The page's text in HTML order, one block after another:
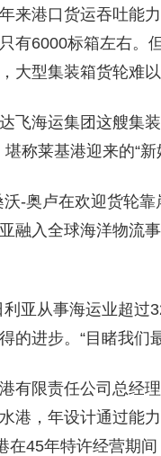
来港口货运吞吐能
有6000标箱左右。
大型集装箱货轮难
飞海运集团这艘集
称莱基港迎来的“新
-奥卢在欢迎货轮
融入全球海洋物流
利亚从事海运业超
的进步。“目睹我们
有限责任公司总经
港，年设计通过能
在45年特许经营期